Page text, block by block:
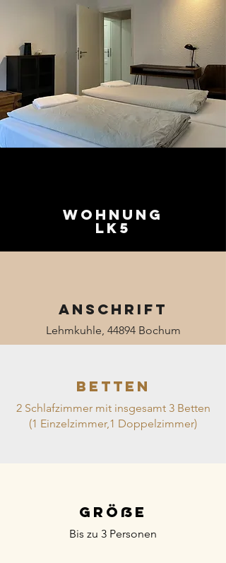
Wohnung
LK5
Anschrift
Lehmkuhle, 44894 Bochum
BETTEN
2 Schlafzimmer mit insgesamt 3 Betten
(1 Einzelzimmer,1 Doppelzimmer)
GRÖße
Bis zu 3 Personen